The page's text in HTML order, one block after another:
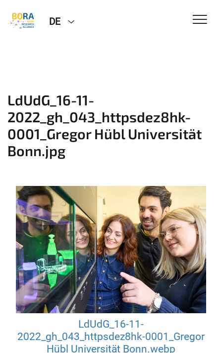
DE
LdUdG_16-11-
2022_gh_043_httpsdez8hk-
0001_Gregor Hübl Universität
Bonn.jpg
LdUdG_16-11-
2022_gh_043_httpsdez8hk-0001_Gregor
Hübl Universität Bonn.webp